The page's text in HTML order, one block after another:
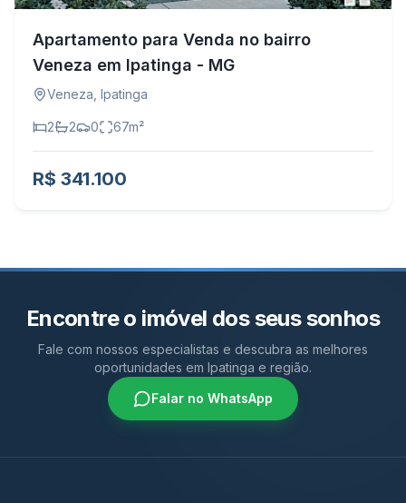
Apartamento para Venda no bairro
Veneza em Ipatinga - MG
Veneza Ipatinga
2 2 0 67m²
R$ 341.100
Encontre o imóvel dos seus sonhos
Fale com nossos especialistas e descubra as melhores
oportunidades em Ipatinga e região.
Falar no WhatsApp